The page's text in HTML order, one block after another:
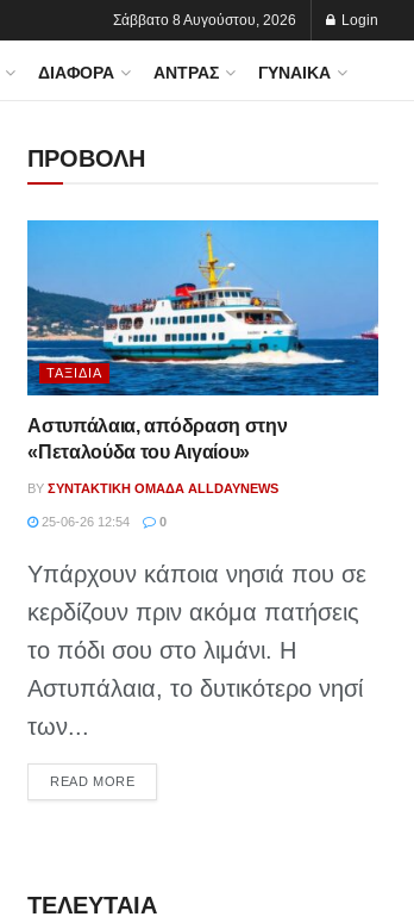
Σάββατο 8 Αυγούστου, 2026 Login
ΔΙΆΦΟΡΑ ΆΝΤΡΑΣ ΓΥΝΑΊΚΑ
ΠΡΟΒΟΛΗ
ΤΑΞΊΔΙΑ
Αστυπάλαια, απόδραση στην
«Πεταλούδα του Αιγαίου»
BY ΣΥΝΤΑΚΤΙΚΉ ΟΜΆΔΑ ALLDAYNEWS
25-06-26 12:54 0
Υπάρχουν κάποια νησιά που σε
κερδίζουν πριν ακόμα πατήσεις
το πόδι σου στο λιμάνι. Η
Αστυπάλαια, το δυτικότερο νησί
των...
READ MOREDETAILS
ΤΕΛΕΥΤΑΙΑ